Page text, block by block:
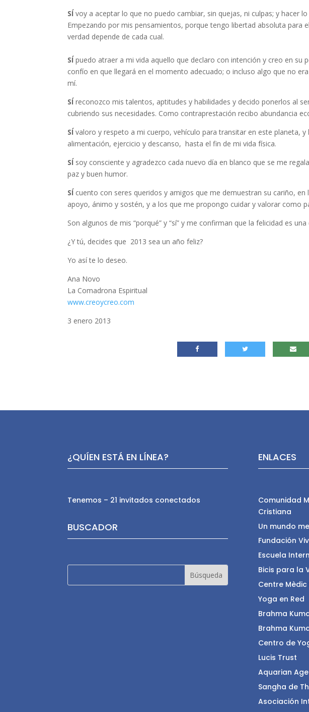
SÍvoy a aceptar lo que no puedo cambiar, sin quejas, ni culpas; y hacer
Empezando por mis pensamientos, porque tengo libertad absoluta para
verdad depende de cada cual.
SÍpuedo atraer a mi vida aquello que declaro con intención y creo en su
confío en que llegará en el momento adecuado; o incluso algo que no
mí.
SÍreconozco mis talentos, aptitudes y habilidades y decido ponerlos al
cubriendo sus necesidades. Como contraprestación recibo abundancia
SÍvaloro y respeto a mi cuerpo, vehículo para transitar en este planeta,
alimentación, ejercicio y descanso, hasta el fin de mi vida física.
SÍsoy consciente y agradezco cada nuevo día en blanco que se me
paz y buen humor.
SÍcuento con seres queridos y amigos que me demuestran su cariño,
apoyo, ánimo y sostén, y a los que me propongo cuidar y valorar como
Son algunos de mis “porqué” y “sí” y me confirman que la felicidad es
¿Y tú, decides que 2013 sea un año feliz?
Yo así te lo deseo.
Ana Novo
La Comadrona Espiritual
www.creoycreo.com
3 enero 2013
¿QUÍEN ESTÁ EN LÍNEA?
Tenemos – 21 invitados conectados
BUSCADOR
ENLACES
Comunidad
Cristiana
Un mundo
Fundación
Escuela
Bicis para la
Centre
Yoga en Red
Brahma
Brahma
Centro de
Lucis Trust
Aquarian
Sangha de
Asociación